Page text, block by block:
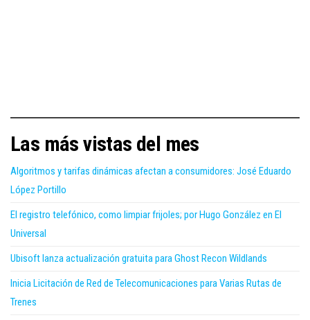
Las más vistas del mes
Algoritmos y tarifas dinámicas afectan a consumidores: José Eduardo
López Portillo
El registro telefónico, como limpiar frijoles; por Hugo González en El
Universal
Ubisoft lanza actualización gratuita para Ghost Recon Wildlands
Inicia Licitación de Red de Telecomunicaciones para Varias Rutas de
Trenes